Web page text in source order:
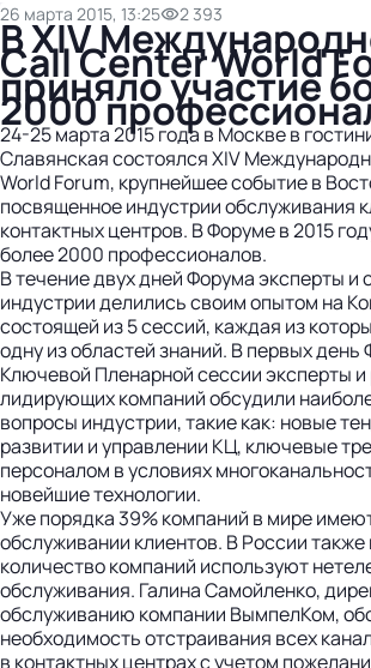
26 марта 2015, 13:25 2 393
В XIV
Call Center World
приняло участие
2000
24-25 марта 2015 года в Москве в
Славянская состоялся XIV
World Forum, крупнейшее событие в
посвященное индустрии обслуживания
контактных центров. В Форуме в 2015
более 2000 профессионалов.
В течение двух дней Форума эксперты и
индустрии делились своим опытом на
состоящей из 5 сессий, каждая из
одну из областей знаний. В первых день
Ключевой Пленарной сессии эксперты и
лидирующих компаний обсудили
вопросы индустрии, такие как: новые
развитии и управлении КЦ, ключевые
персоналом в условиях
новейшие технологии.
Уже порядка 39% компаний в мире
обслуживании клиентов. В России
количество компаний используют
обслуживания. Галина Самойленко,
обслуживанию компании ВымпелКом,
необходимость отстраивания всех
в контактных центрах с учетом